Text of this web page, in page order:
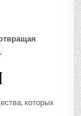
.
которых